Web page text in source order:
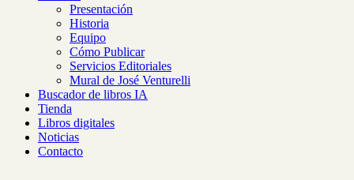
Presentación
Historia
Equipo
Cómo Publicar
Servicios Editoriales
Mural de José Venturelli
Buscador de libros IA
Tienda
Libros digitales
Noticias
Contacto